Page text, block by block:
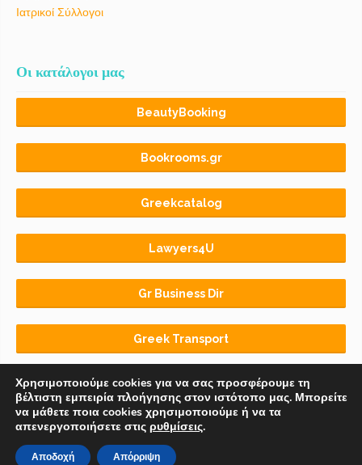
Ιατρικοί Σύλλογοι
Οι κατάλογοι μας
BeautyBooking
Bookrooms.gr
Greekcatalog
Lawyers4U
Gr Business Dir
Greek Transport
Αρχική BLOG ΟΡΟΙ ΧΡΗΣΗΣ
© 2018-2026 Copyright byEuro-Telecommerce IKE
Χρησιμοποιούμε cookies για να σας προσφέρουμε τη
βέλτιστη εμπειρία πλοήγησης στον ιστότοπο μας. Μπορείτε
να μάθετε ποια cookies χρησιμοποιούμε ή να τα
απενεργοποιήσετε στις ρυθμίσεις.
Αποδοχή Απόρριψη